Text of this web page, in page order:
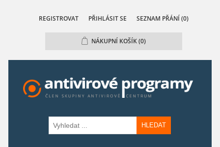
REGISTROVAT PŘIHLÁSIT SE SEZNAM PŘÁNÍ (0)
NÁKUPNÍ KOŠÍK(0)
HLEDAT